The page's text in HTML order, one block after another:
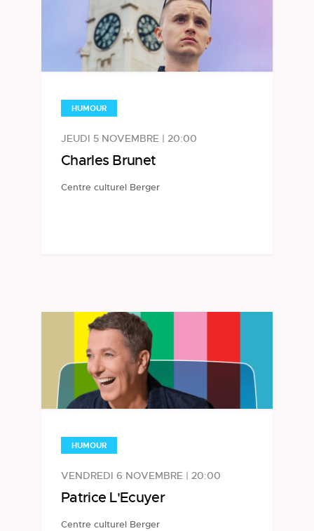
HUMOUR
JEUDI 5 NOVEMBRE | 20:00
Charles Brunet
Centre culturel Berger
HUMOUR
VENDREDI 6 NOVEMBRE | 20:00
Patrice L'Ecuyer
Centre culturel Berger